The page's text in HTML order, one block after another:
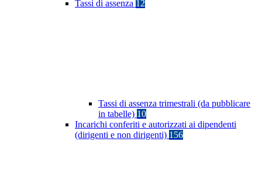
Tassi di assenza 12
Tassi di assenza trimestrali (da pubblicare
in tabelle) 10
Incarichi conferiti e autorizzati ai dipendenti
(dirigenti e non dirigenti) 156